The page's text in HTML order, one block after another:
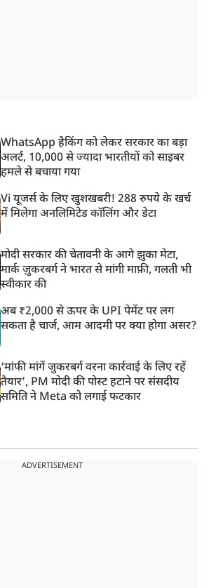
WhatsApp हैकिंग को लेकर सरकार का बड़ा
अलर्ट, 10,000 से ज्यादा भारतीयों को साइबर
हमले से बचाया गया
Vi यूजर्स के लिए खुशखबरी! 288 रुपये के खर्च
में मिलेगा अनलिमिटेड कॉलिंग और डेटा
मोदी सरकार की चेतावनी के आगे झुका मेटा,
मार्क ज़ुकरबर्ग ने भारत से मांगी माफ़ी, गलती भी
स्वीकार की
अब ₹2,000 से ऊपर के UPI पेमेंट पर लग
सकता है चार्ज, आम आदमी पर क्या होगा असर?
‘मांफी मांगें जुकरबर्ग वरना कार्रवाई के लिए रहें
तैयार’, PM मोदी की पोस्ट हटाने पर संसदीय
समिति ने Meta को लगाई फटकार
ADVERTISEMENT